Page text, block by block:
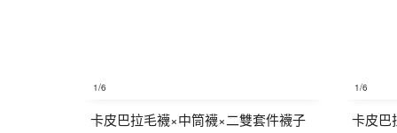
1/6
卡皮巴拉毛襪×中筒襪×二雙套件襪子
1/6
卡皮巴